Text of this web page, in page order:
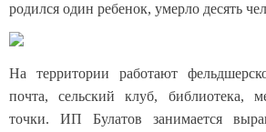
родился один ребенок, умерло десять
На территории работают
почта, сельский клуб, библиотека,
точки. ИП Булатов занимается